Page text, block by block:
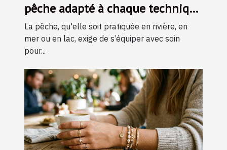
pêche adapté à chaque technique
?
La pêche, qu'elle soit pratiquée en rivière, en
mer ou en lac, exige de s’équiper avec soin
pour...